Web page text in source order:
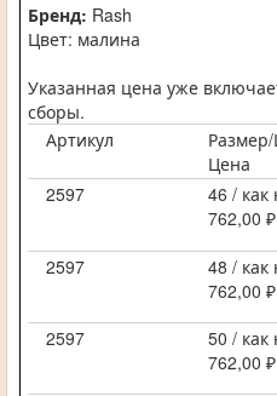
Бренд: Rash
Цвет: малина
Указанная цена уже
сборы.
Артикул
Цена
2597
46 / как
762,00 ₽
2597
48 / как
762,00 ₽
2597
50 / как
762,00 ₽